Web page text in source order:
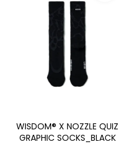
WISDOM® X NOZZLE QUIZ
GRAPHIC SOCKS_BLACK